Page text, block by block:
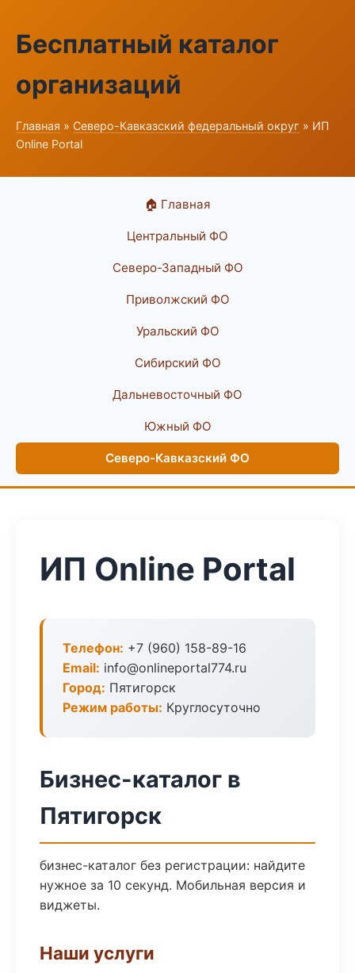
Бесплатный каталог
организаций
Главная » Северо-Кавказский федеральный округ » ИП
Online Portal
🏠 Главная
Центральный ФО
Северо-Западный ФО
Приволжский ФО
Уральский ФО
Сибирский ФО
Дальневосточный ФО
Южный ФО
Северо-Кавказский ФО
ИП Online Portal
Телефон: +7 (960) 158-89-16
Email: info@onlineportal774.ru
Город: Пятигорск
Режим работы: Круглосуточно
Бизнес-каталог в
Пятигорск
бизнес-каталог без регистрации: найдите
нужное за 10 секунд. Мобильная версия и
виджеты.
Наши услуги